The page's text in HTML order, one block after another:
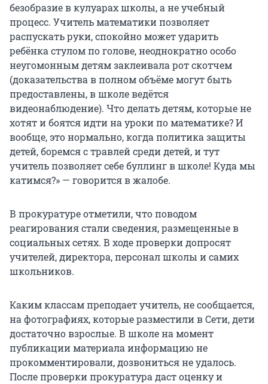
безобразие в кулуарах школы, а не учебный
процесс. Учитель математики позволяет
распускать руки, спокойно может ударить
ребёнка стулом по голове, неоднократно особо
неугомонным детям заклеивала рот скотчем
(доказательства в полном объёме могут быть
предоставлены, в школе ведётся
видеонаблюдение). Что делать детям, которые не
хотят и боятся идти на уроки по математике? И
вообще, это нормально, когда политика защиты
детей, боремся с травлей среди детей, и тут
учитель позволяет себе буллинг в школе! Куда мы
катимся?» — говорится в жалобе.
В прокуратуре отметили, что поводом
реагирования стали сведения, размещенные в
социальных сетях. В ходе проверки допросят
учителей, директора, персонал школы и самих
школьников.
Каким классам преподает учитель, не сообщается,
на фотографиях, которые разместили в Сети, дети
достаточно взрослые. В школе на момент
публикации материала информацию не
прокомментировали, дозвониться не удалось.
После проверки прокуратура даст оценку и